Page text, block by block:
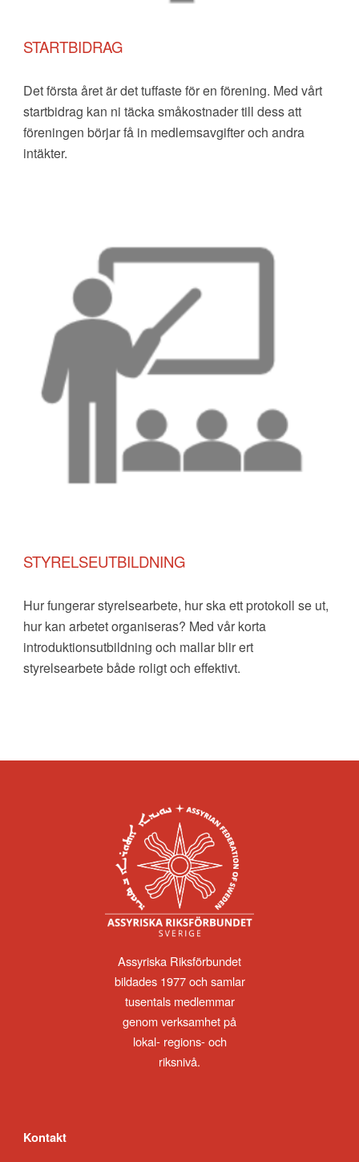
STARTBIDRAG
Det första året är det tuffaste för en förening. Med vårt
startbidrag kan ni täcka småkostnader till dess att
föreningen börjar få in medlemsavgifter och andra
intäkter.
STYRELSEUTBILDNING
Hur fungerar styrelsearbete, hur ska ett protokoll se ut,
hur kan arbetet organiseras? Med vår korta
introduktionsutbildning och mallar blir ert
styrelsearbete både roligt och effektivt.
Assyriska Riksförbundet
bildades 1977 och samlar
tusentals medlemmar
genom verksamhet på
lokal- regions- och
riksnivå.
Kontakt